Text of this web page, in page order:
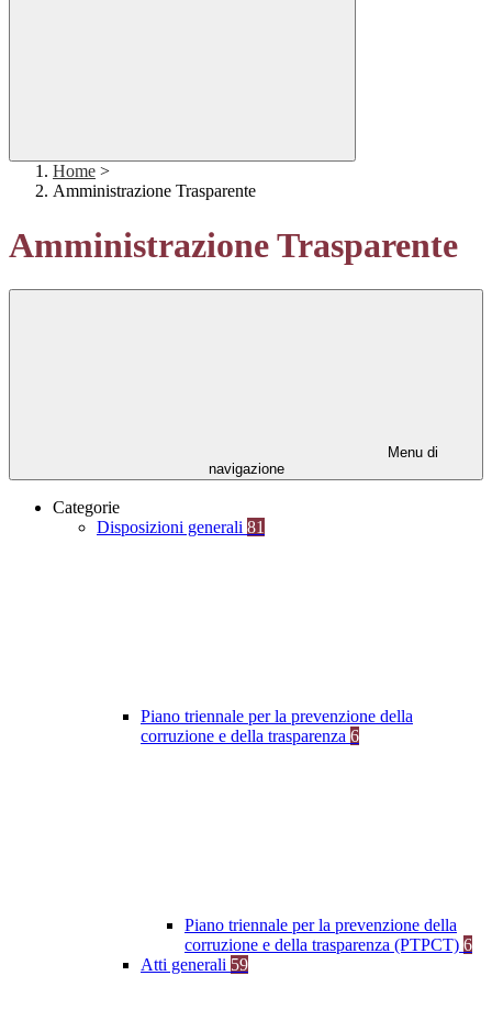
Home >
Amministrazione Trasparente
Amministrazione Trasparente
Menu di
navigazione
Categorie
Disposizioni generali 81
Piano triennale per la prevenzione della
corruzione e della trasparenza 6
Piano triennale per la prevenzione della
corruzione e della trasparenza (PTPCT) 6
Atti generali 59